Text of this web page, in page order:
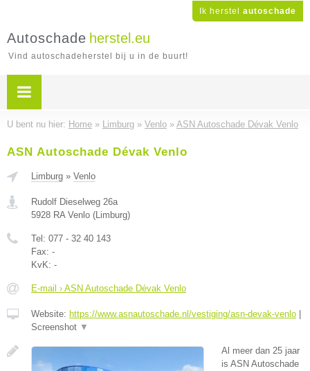
Ik herstel autoschade
Autoschade herstel.eu
Vind autoschadeherstel bij u in de buurt!
U bent nu hier: Home » Limburg » Venlo » ASN Autoschade Dévak Venlo
ASN Autoschade Dévak Venlo
Limburg » Venlo
Rudolf Dieselweg 26a
5928 RA Venlo (Limburg)
Tel: 077 - 32 40 143
Fax: -
KvK: -
E-mail › ASN Autoschade Dévak Venlo
Website: https://www.asnautoschade.nl/vestiging/asn-devak-venlo
Screenshot ▼
Al meer dan 25 jaar
is ASN Autoschade